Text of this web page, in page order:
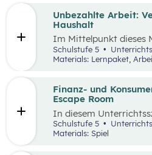
Unbezahlte Arbeit:
Haushalt
Im Mittelpunkt dieses
Auseinandersetzung
und deren Verteilung.
Beispielen wird an die
Schüler:innen
Tätigkeiten im
Verteilung reflektieren.
Schulstufe 5
Materials: Lernpaket,
Finanz- und
Escape Room
In diesem
des
Wirtschaften im
Schulstufe 5
Materials: Spiel
Wissen und
Einstellungen und
sie in ökonomisch
benötigen. Diese sollen
ökonomische
und Problemstellungen